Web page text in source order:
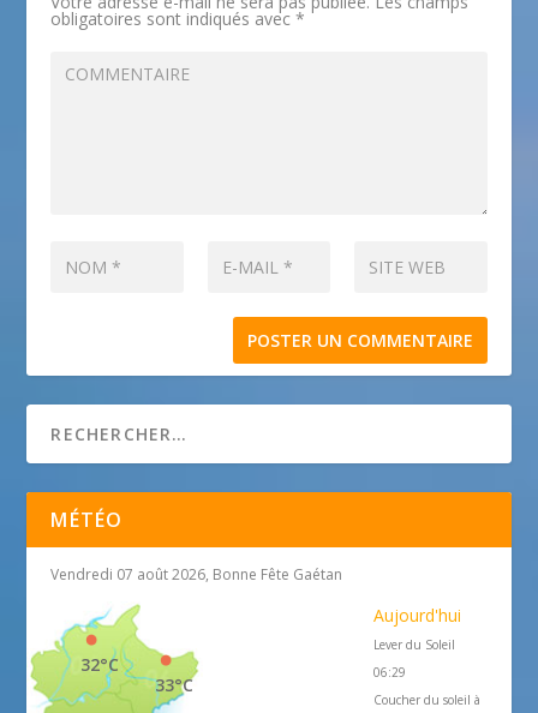
obligatoires sont indiqués avec*
MÉTÉO
Vendredi 07 août 2026, Bonne Fête Gaétan
33°C
32°C
Aujourd'hui
Lever du Soleil
06:29
Coucher du soleil à